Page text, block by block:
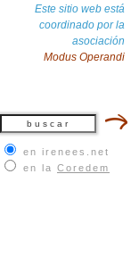
Este sitio web está
coordinado por la
asociación
Modus Operandi
en irenees.net
en la Coredem